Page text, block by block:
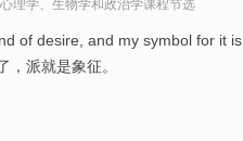
理学、生物学和政治学课程节选
of desire, and my symbol for it is
，派就是象征。